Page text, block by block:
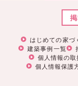
はじめての家づ
建築事例一覧
個人情報の取
個人情報保護